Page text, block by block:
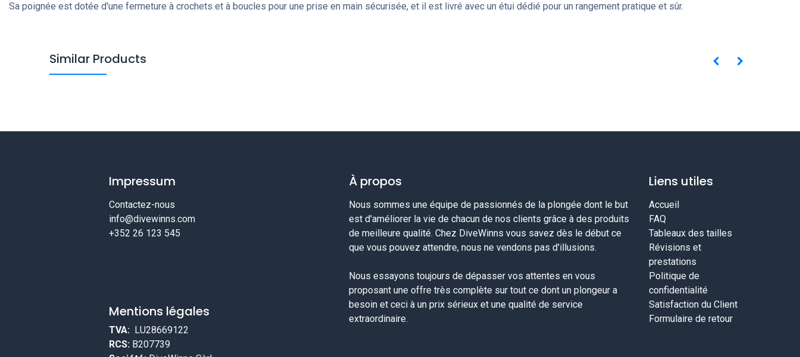
Sa poignée est dotée d'une fermeture à crochets et à boucles pour une prise en main sécurisée, et il est livré avec un étui dédié pour un rangement pratique et sûr.
Similar Products
Impressum
Contactez-nous
info@divewinns.com
+352 26 123 545
Mentions légales
TVA: LU28669122
RCS: B207739
À propos
Nous sommes une équipe de passionnés de la plongée dont le but
est d'améliorer la vie de chacun de nos clients grâce à des produits
de meilleure qualité. Chez DiveWinns vous savez dès le début ce
que vous pouvez attendre, nous ne vendons pas d'illusions.
Nous essayons toujours de dépasser vos attentes en vous
proposant une offre très complète sur tout ce dont un plongeur a
besoin et ceci à un prix sérieux et une qualité de service
extraordinaire.
Liens utiles
Accueil
FAQ
Tableaux des tailles
Révisions et
prestations
Politique de
confidentialité
Satisfaction du Client
Formulaire de retour